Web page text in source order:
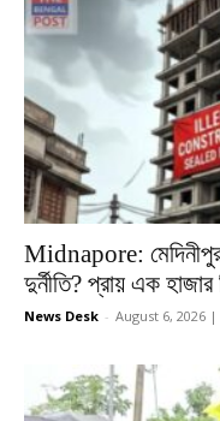
Midnapore:
দুর্নীতি? প্রায় এক হাজার
News Desk - August 6, 2026 |